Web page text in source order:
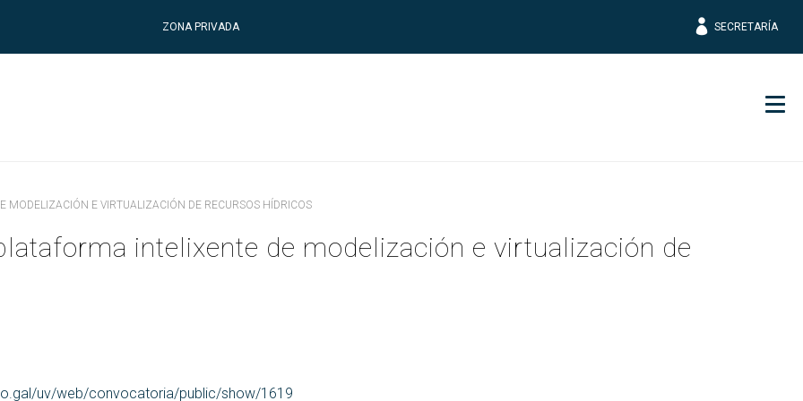
ZONA PRIVADA SECRETARÍA
MODELIZACIÓN E VIRTUALIZACIÓN DE RECURSOS HÍDRICOS
intelixente de modelización e virtualización de
uv/web/convocatoria/public/show/1619